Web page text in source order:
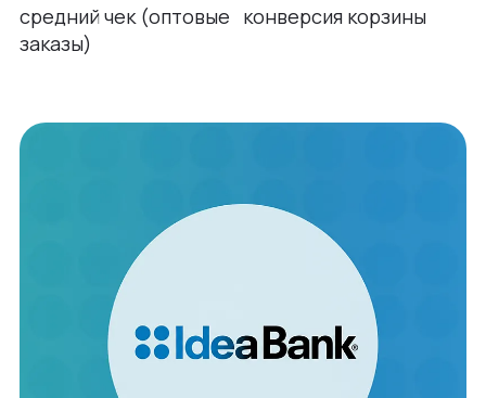
средний чек (оптовые
заказы)
конверсия корзины